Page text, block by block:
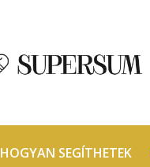
HOGYAN SEGÍTHETEK